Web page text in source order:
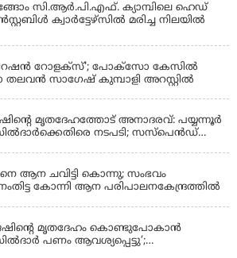
സി.ആർ.പി.എഫ്. ക്യാമ്പിലെ ഹെഡ്
ക്വാർട്ടേഴ്സിൽ മരിച്ച നിലയിൽ
റോളക്സ്'; പോക്സോ കേസിൽ
തലവൻ സാഗേഷ് കുമ്പാളി അറസ്റ്റിൽ
മൃതദേഹത്തോട് അനാദരവ്: പയ്യന്നൂർ
നടപടി; സസ്പെൻഡ്
ആന ചവിട്ടി കൊന്നു; സംഭവം
കോന്നി ആന പരിപാലനകേന്ദ്രത്തിൽ
മൃതദേഹം കൊണ്ടുപോകാന്‍
പണം ആവശ്യപ്പെട്ടു’;